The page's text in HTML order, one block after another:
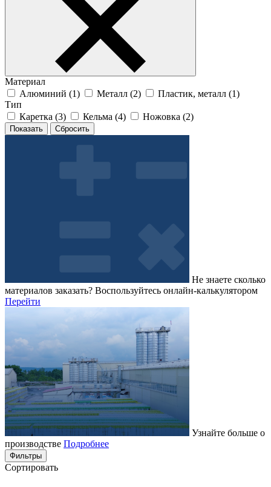
Материал
Алюминий (1) Металл (2) Пластик, металл (1)
Тип
Каретка (3) Кельма (4) Ножовка (2)
Не знаете сколько
материалов заказать? Воспользуйтесь онлайн-калькулятором
Перейти
Узнайте больше о
производстве Подробнее
Фильтры
Сортировать